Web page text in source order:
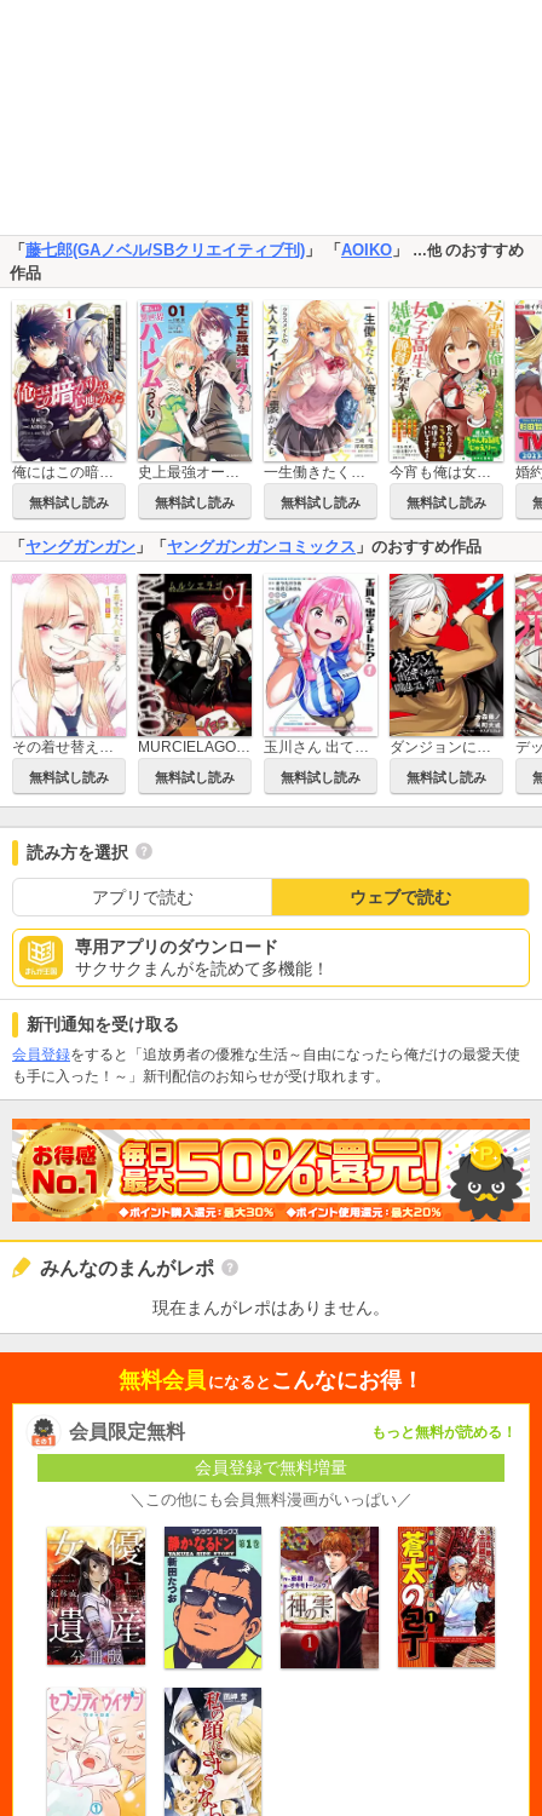
「藤七郎(GAノベル/SBクリエイティブ刊) 」 「AOIKO 」 …他のおすすめ
作品
俺にはこの暗がりが心地よかった ―絶望から始まる異世界生活、神の気まぐれで強制配信中―
無料試し読み 無料試し読み
一生働きたくない俺が、クラスメイトの大人気アイドルに懐かれたら
無料試し読み
今宵も俺は女子高生と雑草（晩餐）を探す（コミック）
無料試し読み
「 ヤングガンガン 」「 ヤングガンガンコミックス 」のおすすめ作品
その着せ替え人形は恋をする
無料試し読み
MURCIELAGO -ムルシエラゴ-
無料試し読み
玉川さん 出てました？
無料試し読み
ダンジョンに出会いを求めるのは間違っているだろうかII
無料試し読み
読み方を選択
アプリで読む ウェブで読む
専用アプリのダウンロード
サクサクまんがを読めて多機能！
新刊通知を受け取る
会員登録をすると「追放勇者の優雅な生活～自由になったら俺だけの最愛天使
も手に入った！～」新刊配信のお知らせが受け取れます。
みんなのまんがレポ
現在まんがレポはありません。
無料会員 になると こんなにお得！
会員限定無料 もっと無料が読める！
会員登録で無料増量
＼この他にも会員無料漫画がいっぱい／